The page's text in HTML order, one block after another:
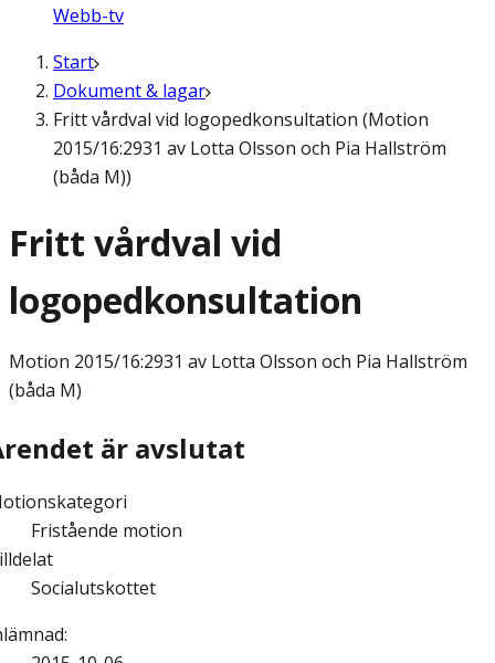
Webb-tv
Start
Dokument & lagar
Fritt vårdval vid logopedkonsultation (Motion
2015/16:2931 av Lotta Olsson och Pia Hallström
(båda M))
Fritt vårdval vid
logopedkonsultation
Motion 2015/16:2931 av Lotta Olsson och Pia Hallström
(båda M)
är avslutat
Fristående motion
Socialutskottet
: